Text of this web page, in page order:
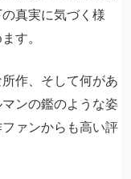
真実に気づく様
す。
作、そして何があ
ンの鑑のような姿
ァンからも高い評